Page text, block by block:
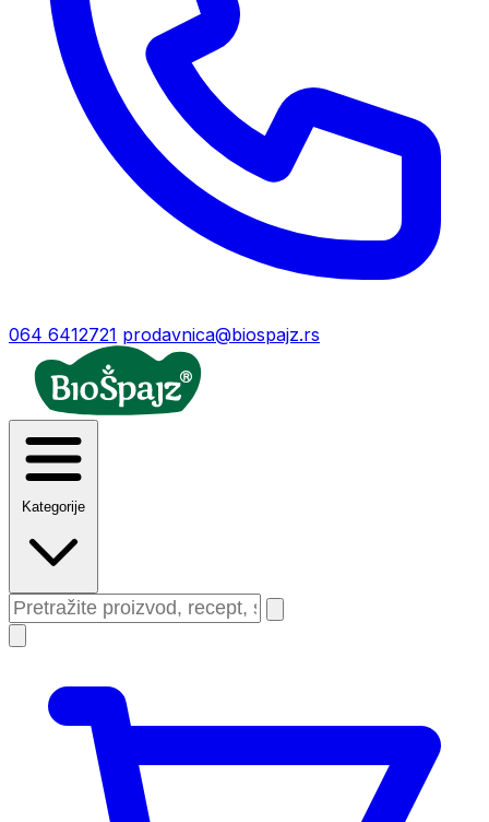
064 6412721 prodavnica@biospajz.rs
Kategorije